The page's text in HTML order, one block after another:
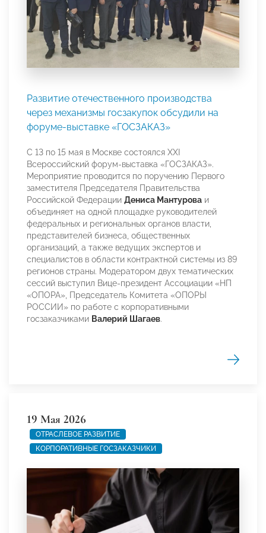
Развитие отечественного производства
через механизмы госзакупок обсудили на
форуме-выставке «ГОСЗАКАЗ»
С 13 по 15 мая в Москве состоялся XXI
Всероссийский форум-выставка «ГОСЗАКАЗ».
Мероприятие проводится по поручению Первого
заместителя Председателя Правительства
Российской Федерации Дениса Мантурова и
объединяет на одной площадке руководителей
федеральных и региональных органов власти,
представителей бизнеса, общественных
организаций, а также ведущих экспертов и
специалистов в области контрактной системы из 89
регионов страны. Модератором двух тематических
сессий выступил Вице-президент Ассоциации «НП
«ОПОРА», Председатель Комитета «ОПОРЫ
РОССИИ» по работе с корпоративными
госзаказчиками Валерий Шагаев.
19 Мая 2026
ОТРАСЛЕВОЕ РАЗВИТИЕ
КОРПОРАТИВНЫЕ ГОСЗАКАЗЧИКИ